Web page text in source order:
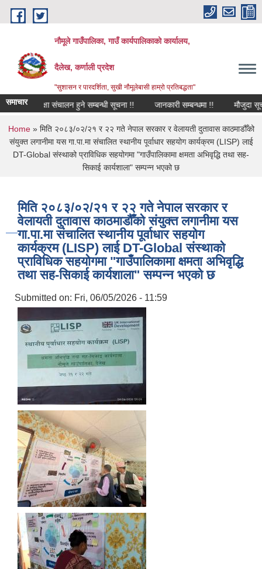
Skip to main content
नौमूले गाउँपालिका, गाउँ कार्यपालिकाको कार्यालय,
दैलेख, कर्णाली प्रदेश
"सुशासन र पारदर्शिता, सुखी नौमूलेबासी हाम्रो प्रतिबद्धता"
समाचार
परीक्षा संचालन हुने सम्बन्धी सूचना !! जानकारी सम्बन्धमा !! मौजुदा सूचीमा
You are here
Home» मिति २०८३/०२/२१ र २२ गते नेपाल सरकार र वेलायती दुतावास काठमाडौँको
संयुक्त लगानीमा यस गा.पा.मा संचालित स्थानीय पूर्वाधार सहयोग कार्यक्रम (LISP) लाई
DT-Global संस्थाको प्राविधिक सहयोगमा "गाउँपालिकामा क्षमता अभिवृद्धि तथा सह-
सिकाई कार्यशाला" सम्पन्न भएको छ
मिति २०८३/०२/२१ र २२ गते नेपाल सरकार र
वेलायती दुतावास काठमाडौँको संयुक्त लगानीमा यस
गा.पा.मा संचालित स्थानीय पूर्वाधार सहयोग
कार्यक्रम (LISP) लाई DT-Global संस्थाको
प्राविधिक सहयोगमा "गाउँपालिकामा क्षमता अभिवृद्धि
तथा सह-सिकाई कार्यशाला" सम्पन्न भएको छ
Submitted on: Fri, 06/05/2026 - 11:59